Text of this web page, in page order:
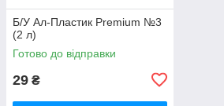
Б/У Ал-Пластик Premium №3
(2 л)
Готово до відправки
29 ₴